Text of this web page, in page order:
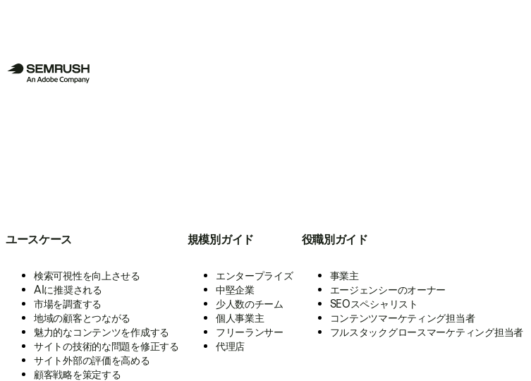
ユースケース
検索可視性を向上させる
AIに推奨される
市場を調査する
地域の顧客とつながる
魅力的なコンテンツを作成する
サイトの技術的な問題を修正する
サイト外部の評価を高める
顧客戦略を策定する
規模別ガイド
エンタープライズ
中堅企業
少人数のチーム
個人事業主
フリーランサー
代理店
役職別ガイド
事業主
エージェンシーのオーナー
SEOスペシャリスト
コンテンツマーケティング担当者
フルスタックグロースマーケティング担当者